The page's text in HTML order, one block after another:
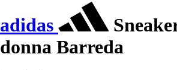
adidas
donna Barreda